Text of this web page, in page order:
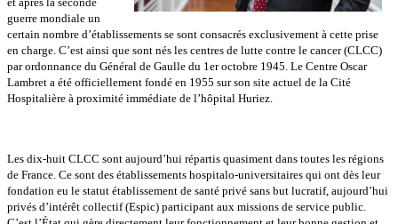
guerre mondiale un
certain nombre d’établissements se sont consacrés exclusivement à cette prise
en charge. C’est ainsi que sont nés les centres de lutte contre le cancer (CLCC)
par ordonnance du Général de Gaulle du 1er octobre 1945. Le Centre Oscar
Lambret a été officiellement fondé en 1955 sur son site actuel de la Cité
Hospitalière à proximité immédiate de l’hôpital Huriez.
Les dix-huit CLCC sont aujourd’hui répartis quasiment dans toutes les régions
de France. Ce sont des établissements hospitalo-universitaires qui ont dès leur
fondation eu le statut établissement de santé privé sans but lucratif, aujourd’hui
privés d’intérêt collectif (Espic) participant aux missions de service public.